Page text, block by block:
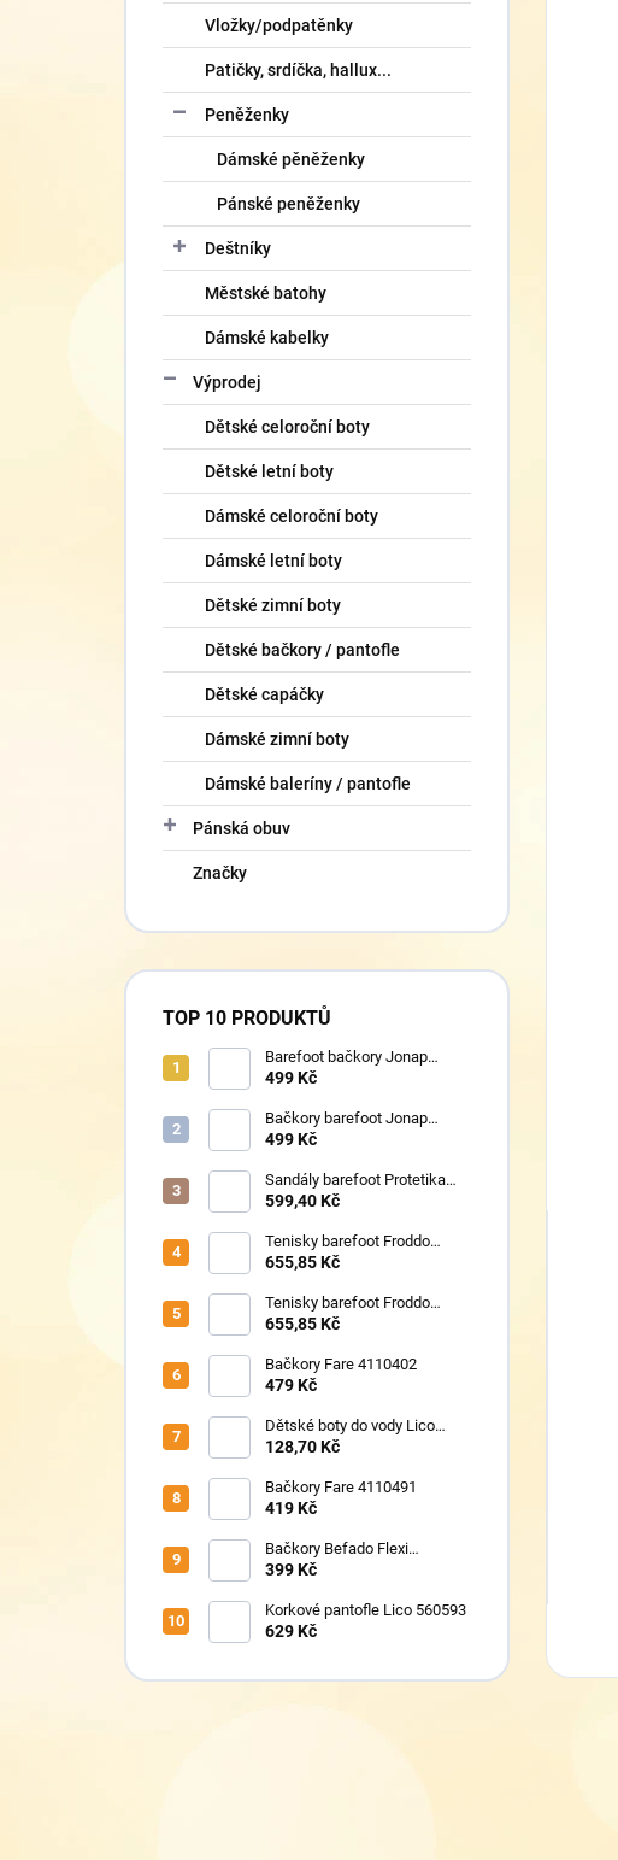
Vložky/podpatěnky
Patičky, srdíčka, hallux...
Peněženky
Dámské pěněženky
Pánské peněženky
Deštníky
Městské batohy
Dámské kabelky
Výprodej
Dětské celoroční boty
Dětské letní boty
Dámské celoroční boty
Dámské letní boty
Dětské zimní boty
Dětské bačkory / pantofle
Dětské capáčky
Dámské zimní boty
Dámské baleríny / pantofle
Pánská obuv
Značky
TOP 10 PRODUKTŮ
Barefoot bačkory Jonap
Home New fialová kočička
499 Kč
Bačkory barefoot Jonap
Home New Police
499 Kč
Sandály barefoot Protetika
TAFI pink uni
599,40 Kč
Tenisky barefoot Froddo
G1700440-17 Mint
655,85 Kč
Tenisky barefoot Froddo
G1700440-8 Grey+
655,85 Kč
Bačkory Fare 4110402
479 Kč
Dětské boty do vody Lico
430124 růžové
128,70 Kč
Bačkory Fare 4110491
419 Kč
Bačkory Befado Flexi
627P023
399 Kč
Korkové pantofle Lico 560593
629 Kč